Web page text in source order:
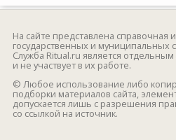
На сайте представлена справочная
государственных и муниципальных
Служба Ritual.ru является
и не участвует в их работе.
© Любое использование либо
подборки материалов сайта,
допускается лишь с разрешения
со ссылкой на источник.